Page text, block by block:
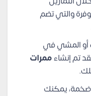
والتي تضم
أو المشي في
تم إنشاءممرات
يمكنك